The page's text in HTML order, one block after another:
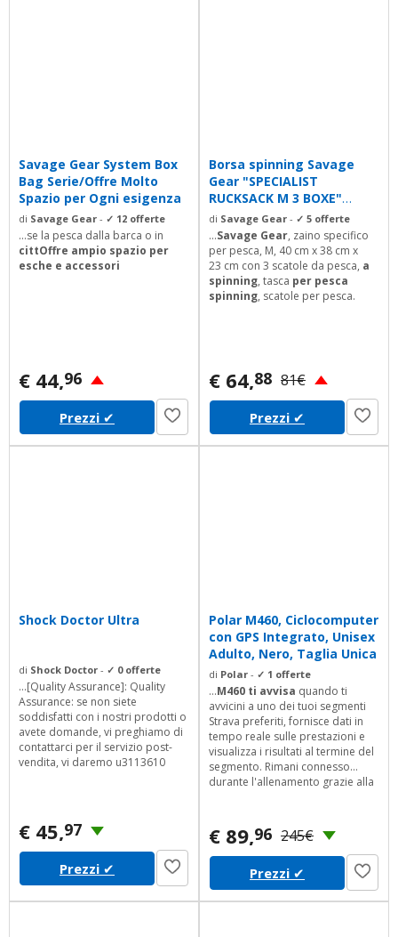
Savage Gear System Box
Bag Serie/Offre Molto
Spazio per Ogni esigenza
di Savage Gear - ✓ 12 offerte
...se la pesca dalla barca o in
cittOffre ampio spazio per
esche e accessori
€ 44,96
Prezzi ✔
Borsa spinning Savage
Gear "SPECIALIST
RUCKSACK M 3 BOXE"
40x38x23cm
di Savage Gear - ✓ 5 offerte
...Savage Gear, zaino specifico
per pesca, M, 40 cm x 38 cm x
23 cm con 3 scatole da pesca, a
spinning, tasca per pesca
spinning, scatole per pesca.
€ 64,88 81€
Prezzi ✔
Shock Doctor Ultra
di Shock Doctor - ✓ 0 offerte
...[Quality Assurance]: Quality
Assurance: se non siete
soddisfatti con i nostri prodotti o
avete domande, vi preghiamo di
contattarci per il servizio post-
vendita, vi daremo u3113610
€ 45,97
Prezzi ✔
Polar M460, Ciclocomputer
con GPS Integrato, Unisex
Adulto, Nero, Taglia Unica
di Polar - ✓ 1 offerte
...M460 ti avvisa quando ti
avvicini a uno dei tuoi segmenti
Strava preferiti, fornisce dati in
tempo reale sulle prestazioni e
visualizza i risultati al termine del
segmento. Rimani connesso
durante l'allenamento grazie alla
€ 89,96 245€
Prezzi ✔